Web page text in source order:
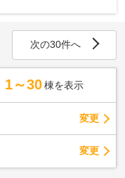
次の30件へ
1～30 棟を表示
変更
変更